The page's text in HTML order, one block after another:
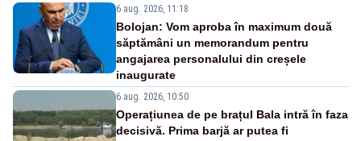
6 aug. 2026, 11:18
Bolojan: Vom aproba în maximum două
săptămâni un memorandum pentru
angajarea personalului din creșele
inaugurate
6 aug. 2026, 10:50
Operațiunea de pe brațul Bala intră în faza
decisivă. Prima barjă ar putea fi